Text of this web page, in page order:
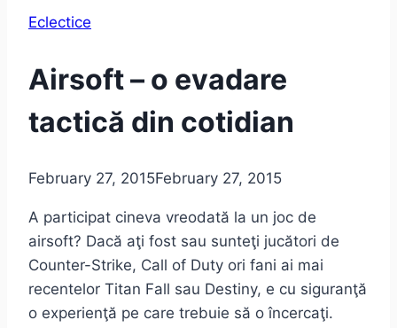
Eclectice
Airsoft – o evadare
tactică din cotidian
February 27, 2015February 27, 2015
A participat cineva vreodată la un joc de
airsoft? Dacă aţi fost sau sunteţi jucători de
Counter-Strike, Call of Duty ori fani ai mai
recentelor Titan Fall sau Destiny, e cu siguranţă
o experienţă pe care trebuie să o încercaţi.